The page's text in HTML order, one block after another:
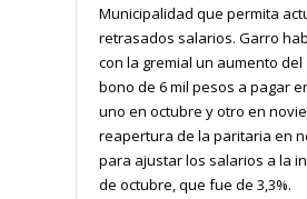
Municipalidad que permita
retrasados salarios. Garro
con la gremial un aumento del
bono de 6 mil pesos a pagar
uno en octubre y otro en
reapertura de la paritaria en
para ajustar los salarios a la
de octubre, que fue de 3,3%.